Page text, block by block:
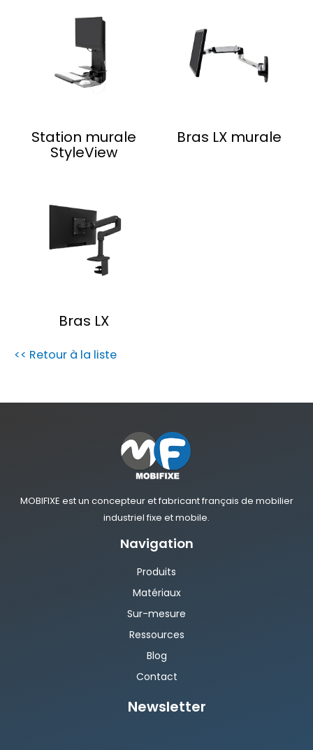
Station murale
StyleView
Bras LX murale
Bras LX
<< Retour à la liste
MOBIFIXE est un concepteur et fabricant français de mobilier
industriel fixe et mobile.
Navigation
Produits
Matériaux
Sur-mesure
Ressources
Blog
Contact
Newsletter